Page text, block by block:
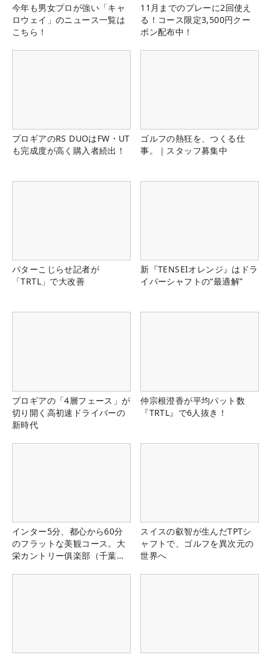
今年も男女プロが強い「キャ
ロウェイ」のニュース一覧は
こちら！
11月までのプレーに2回使え
る！コース限定3,500円クー
ポン配布中！
プロギアのRS DUOはFW・UT
も完成度が高く購入者続出！
ゴルフの熱狂を、つくる仕
事。｜スタッフ募集中
パターこじらせ記者が
「TRTL」で大改善
新『TENSEIオレンジ』はドラ
イバーシャフトの“最適解”
プロギアの「4層フェース」が
切り開く高初速ドライバーの
新時代
仲宗根澄香が平均パット数
『TRTL』で6人抜き！
インター5分、都心から60分
のフラットな美観コース。大
栄カントリー俱楽部（千葉
スイスの叡智が生んだTPTシ
ャフトで、ゴルフを異次元の
世界へ